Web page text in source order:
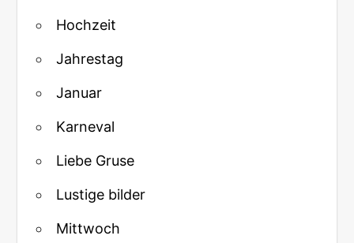
Hochzeit
Jahrestag
Januar
Karneval
Liebe Gruse
Lustige bilder
Mittwoch